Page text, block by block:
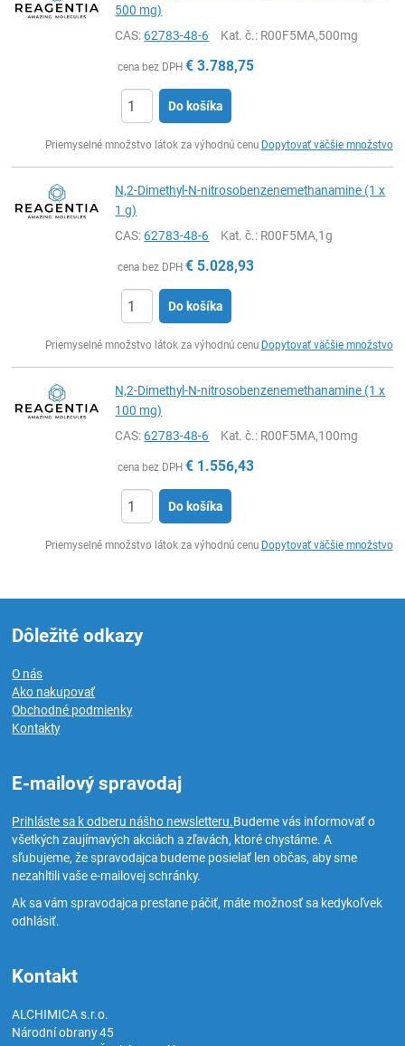
500 mg)
CAS:62783-48-6 Kat. č.: R00F5MA,500mg
cena bez DPH € 3.788,75
Do košíka
Priemyselné množstvo látok za výhodnú cenu Dopytovať väčšie množstvo
N,2-Dimethyl-N-nitrosobenzenemethanamine (1 x
1 g)
CAS:62783-48-6 Kat. č.: R00F5MA,1g
cena bez DPH € 5.028,93
Do košíka
Priemyselné množstvo látok za výhodnú cenu Dopytovať väčšie množstvo
N,2-Dimethyl-N-nitrosobenzenemethanamine (1 x
100 mg)
CAS:62783-48-6 Kat. č.: R00F5MA,100mg
cena bez DPH € 1.556,43
Do košíka
Priemyselné množstvo látok za výhodnú cenu Dopytovať väčšie množstvo
Dôležité odkazy
O nás
Ako nakupovať
Obchodné podmienky
Kontakty
E-mailový spravodaj
Prihláste sa k odberu nášho newsletteru.Budeme vás informovať o
všetkých zaujímavých akciách a zľavách, ktoré chystáme. A
sľubujeme, že spravodajca budeme posielať len občas, aby sme
nezahltili vaše e-mailovej schránky.
Ak sa vám spravodajca prestane páčiť, máte možnosť sa kedykoľvek
odhlásiť.
Kontakt
ALCHIMICA s.r.o.
Národní obrany 45